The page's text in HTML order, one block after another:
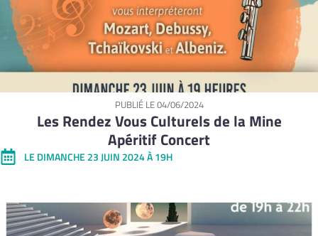
PUBLIÉ LE04/06/2024
Les Rendez Vous Culturels de la Mine
Apéritif Concert
LE DIMANCHE 23 JUIN 2024 À 19H